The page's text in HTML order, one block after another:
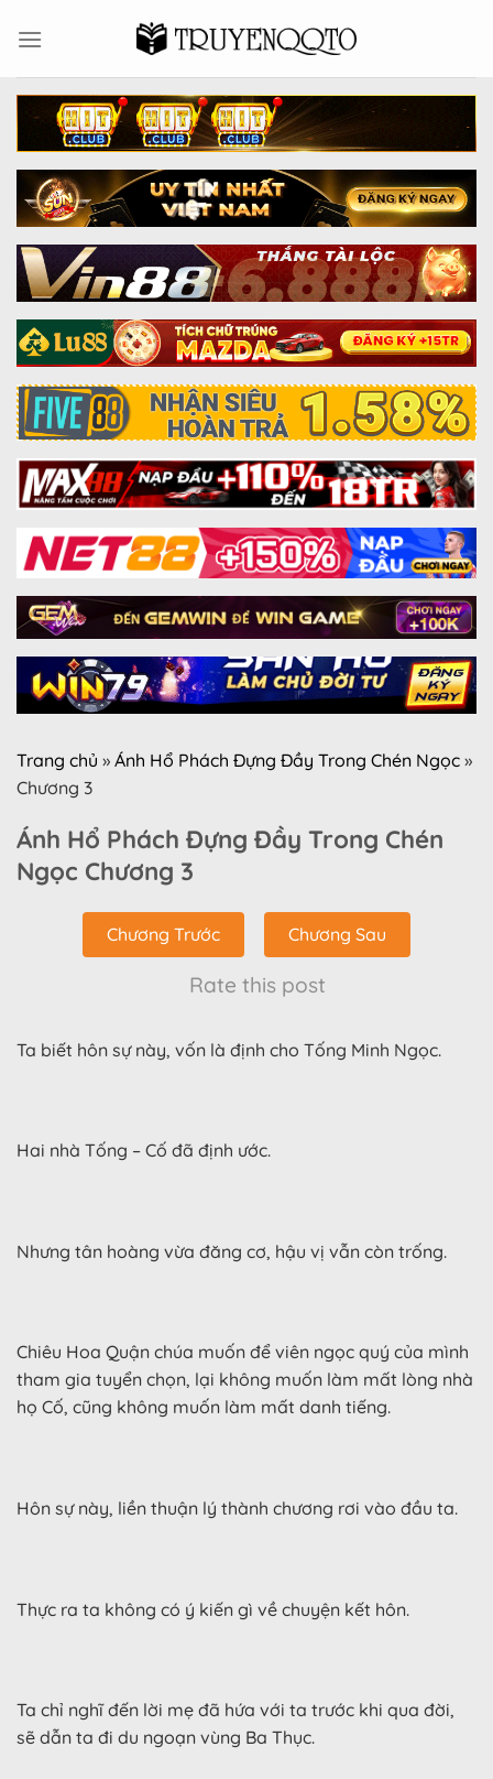
Trang chủ » Ánh Hổ Phách Đựng Đầy Trong Chén Ngọc »
Chương 3
Ánh Hổ Phách Đựng Đầy Trong Chén
Ngọc Chương 3
Chương Trước Chương Sau
Rate this post
Ta biết hôn sự này, vốn là định cho Tống Minh Ngọc.
Hai nhà Tống – Cố đã định ước.
Nhưng tân hoàng vừa đăng cơ, hậu vị vẫn còn trống.
Chiêu Hoa Quận chúa muốn để viên ngọc quý của mình
tham gia tuyển chọn, lại không muốn làm mất lòng nhà
họ Cố, cũng không muốn làm mất danh tiếng.
Hôn sự này, liền thuận lý thành chương rơi vào đầu ta.
Thực ra ta không có ý kiến gì về chuyện kết hôn.
Ta chỉ nghĩ đến lời mẹ đã hứa với ta trước khi qua đời,
sẽ dẫn ta đi du ngoạn vùng Ba Thục.